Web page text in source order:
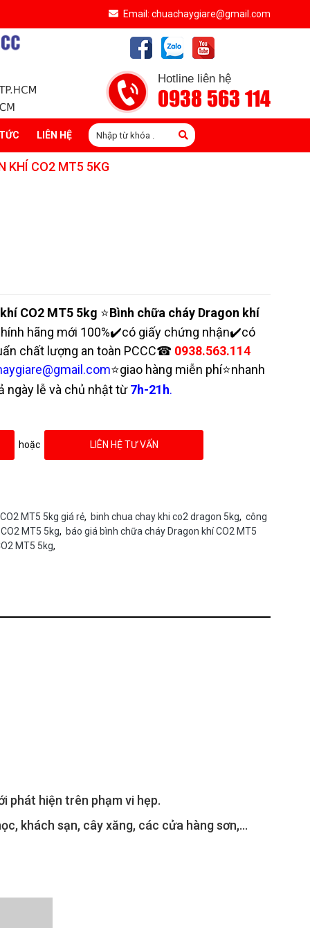
Email: chuachaygiare@gmail.com
Hotline liên hệ
0938 563 114
LIÊN HỆ
KHÍ CO2 MT5 5KG
CO2 MT5 5kg ⭐Bình chữa cháy Dragon khí
hãng mới 100%✔️có giấy chứng nhận✔️có
chất lượng an toàn PCCC☎ 0938.563.114
⭐giao hàng miễn phí⭐nhanh
ngày lễ và chủ nhật từ7h-21h.
hoặc LIÊN HỆ TƯ VẤN
MT5 5kg giá rẻ, binh chua chay khi co2 dragon 5kg, công
MT5 5kg, báo giá bình chữa cháy Dragon khí CO2 MT5
MT5 5kg,
phát hiện trên phạm vi hẹp.
khách sạn, cây xăng, các cửa hàng sơn,…